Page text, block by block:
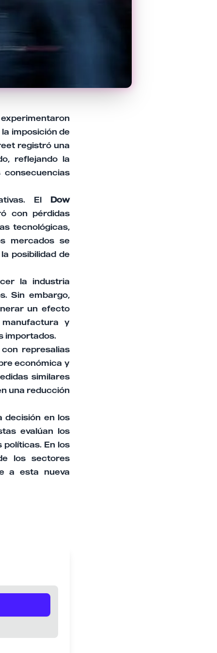
imposición de
registró una
reflejando la
El Dow
con pérdidas
tecnológicas,
mercados se
posibilidad de
la industria
Sin embargo,
un efecto
y
importados.
represalias
económica y
similares
una reducción
decisión en los
evalúan los
políticas. En los
los sectores
a esta nueva